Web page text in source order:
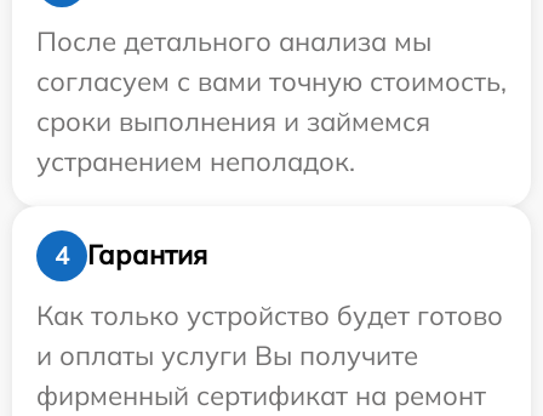
После детального анализа мы
согласуем с вами точную стоимость,
сроки выполнения и займемся
устранением неполадок.
4
Гарантия
Как только устройство будет готово
и оплаты услуги Вы получите
фирменный сертификат на ремонт